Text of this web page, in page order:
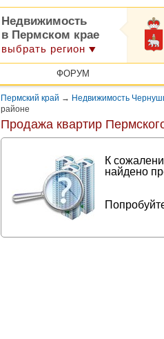
Недвижимость
в Пермском крае
выбрать регион
ФОРУМ
Пермский край → Недвижимость
районе
Продажа квартир
К
найдено